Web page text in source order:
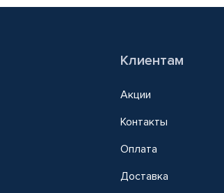
Клиентам
Акции
Контакты
Оплата
Доставка